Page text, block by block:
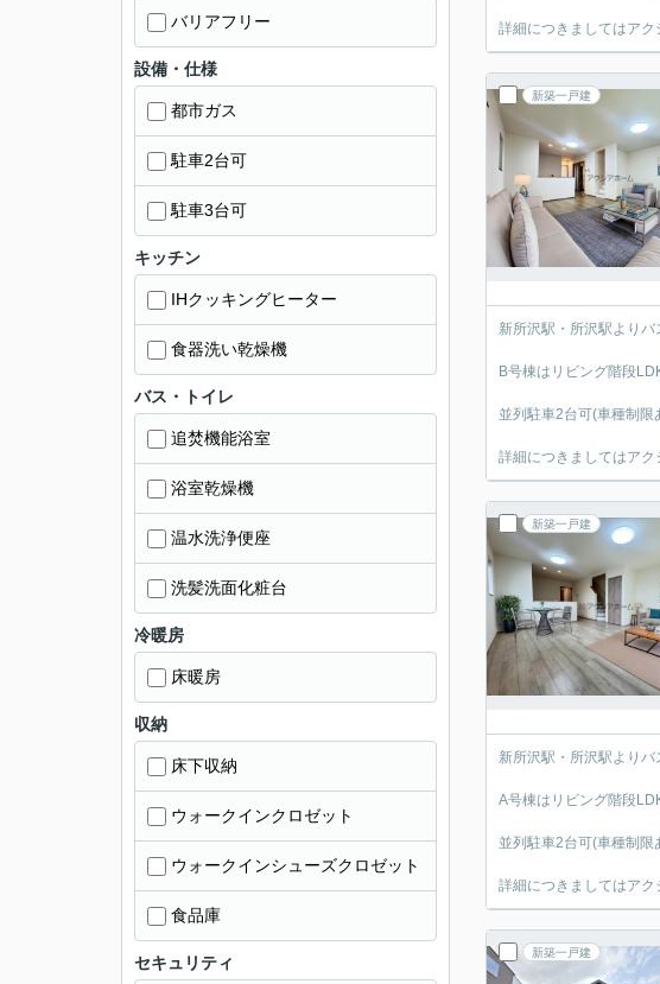
詳細につきましてはアク
新築一戸建
新所沢駅・所沢駅より
B号棟はリビング階段
並列駐車2台可(車種制限
詳細につきましてはアク
新築一戸建
新所沢駅・所沢駅より
A号棟はリビング階段
並列駐車2台可(車種制限
詳細につきましてはアク
新築一戸建
バリアフリー
設備・仕様
都市ガス
駐車2台可
駐車3台可
キッチン
IHクッキングヒーター
食器洗い乾燥機
バス・トイレ
追焚機能浴室
浴室乾燥機
温水洗浄便座
洗髪洗面化粧台
冷暖房
床暖房
収納
床下収納
ウォークインクロゼット
ウォークインシューズクロゼット
食品庫
セキュリティ